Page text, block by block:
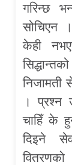
गरिन्छ
सोचिएन
केही
निजामती
। प्रश्न
चाहिँ के
दिइने